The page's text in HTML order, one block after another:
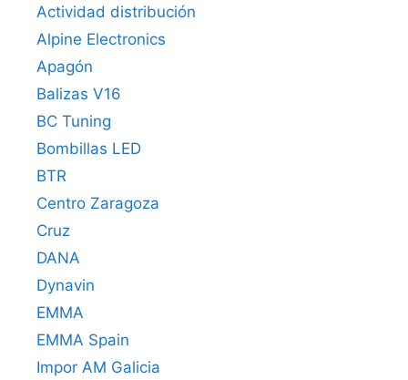
Actividad distribución
Alpine Electronics
Apagón
Balizas V16
BC Tuning
Bombillas LED
BTR
Centro Zaragoza
Cruz
DANA
Dynavin
EMMA
EMMA Spain
Impor AM Galicia